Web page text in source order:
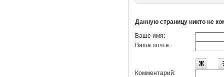
Данную страницу никто не
Ваше имя:
Ваша почта:
Комментарий: